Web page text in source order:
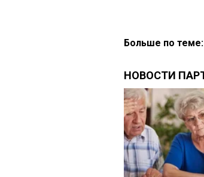
Больше по теме: